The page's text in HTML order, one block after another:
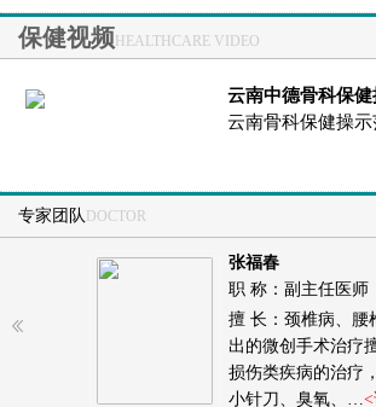
保健视频 HEALTHCARE VIDEO
云南中德骨科保
云南骨科保健操示
专家团队 DOCTOR
张福春
职 称：副主任医师
擅 长：颈椎病、腰
出的微创手术治疗
损伤类疾病的治疗
小针刀、臭氧、…